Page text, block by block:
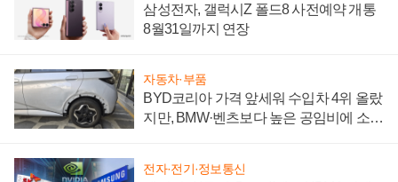
삼성전자, 갤럭시Z 폴드8 사전예약 개통
8월31일까지 연장
자동차·부품
BYD코리아 가격 앞세워 수입차 4위 올랐
지만, BMW·벤츠보다 높은 공임비에 소비
전자·전기·정보통신